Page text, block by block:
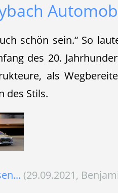
schön sein.“ So
des 20.
als
des Stils.
(29.09.2021,